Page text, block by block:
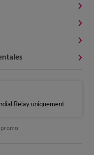
Relay uniquement
promo